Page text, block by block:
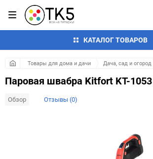
КАТАЛОГ ТОВАРОВ
Товары для дома и дачи Дача, сад и огород
Паровая швабра Kitfort KT-1053
Обзор Отзывы (0)